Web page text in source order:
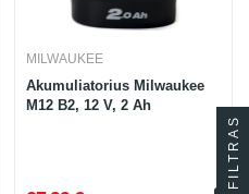
MILWAUKEE
Akumuliatorius Milwaukee
M12 B2, 12 V, 2 Ah
FILTRAS